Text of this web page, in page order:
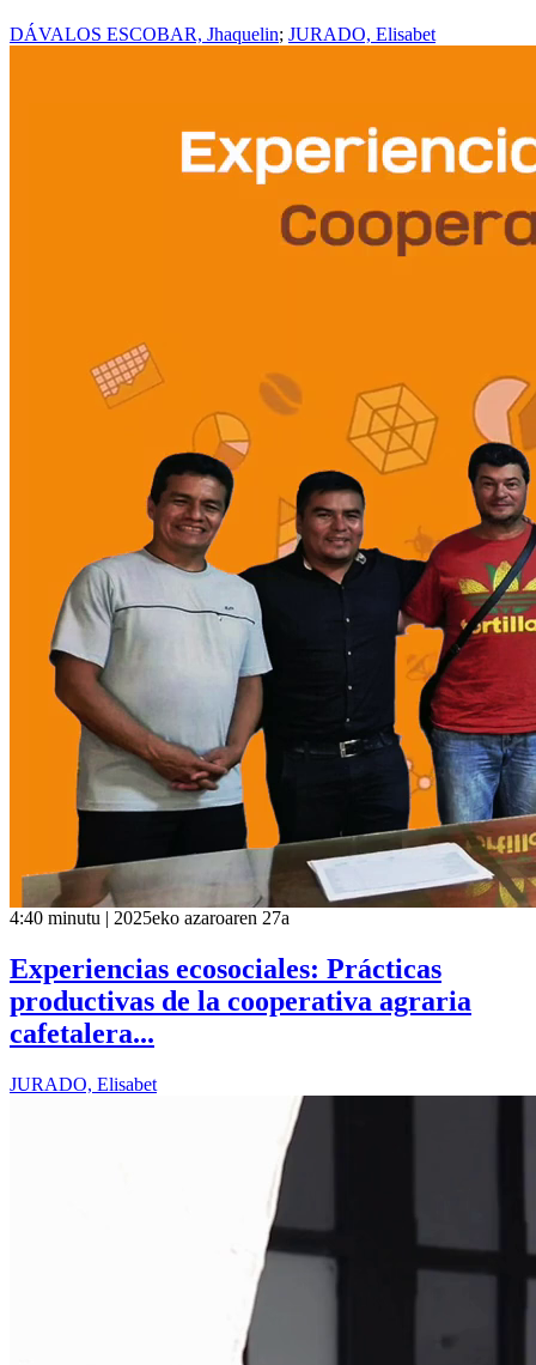
DÁVALOS ESCOBAR, Jhaquelin; JURADO, Elisabet
4:40 minutu | 2025eko azaroaren 27a
Experiencias ecosociales: Prácticas
productivas de la cooperativa agraria
cafetalera...
JURADO, Elisabet